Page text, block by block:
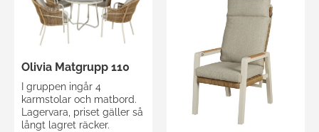
Olivia Matgrupp 110
I gruppen ingår 4
karmstolar och matbord.
Lagervara, priset gäller så
långt lagret räcker.